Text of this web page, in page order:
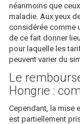
néanmoins que
maladie. Aux yeux
considérée comme
de ce fait donner
pour laquelle les
peuvent varier du
Le
Hongrie :
Cependant, la mise
est partiellement